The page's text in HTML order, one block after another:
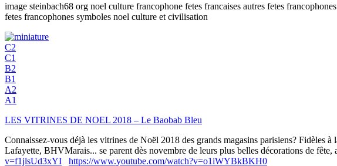
image steinbach68 org noel culture francophone fetes francaises autres fetes
fetes francophones symboles noel culture et civilisation
C2
C1
B2
B1
A2
A1
LES VITRINES DE NOEL 2018 – Le Baobab Bleu
Connaissez-vous déjà les vitrines de Noël 2018 des grands magasins parisiens? Fidèles
Lafayette, BHVMarais... se parent dès novembre de leurs plus belles décorations de fête,
v=f1jlsUd3xYI
https://www.youtube.com/watch?v=o1iWYBkBKH0